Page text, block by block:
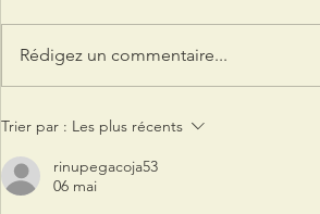
Article du Télégramme sur la boutique
Rédigez un commentaire...
Trier par : Les plus récents
rinupegacoja53
06 mai